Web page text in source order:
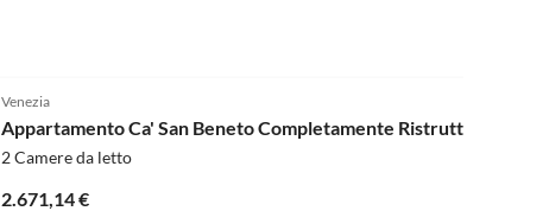
Venezia
Appartamento Ca' San Beneto Completamente Ristrutturato
2 Camere da letto
2.671,14 €